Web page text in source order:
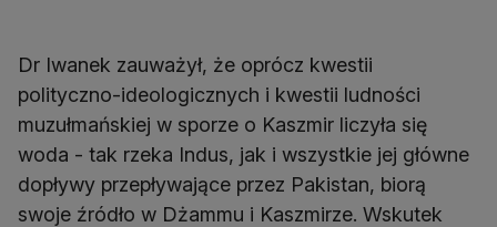
Dr Iwanek zauważył, że oprócz kwestii
polityczno-ideologicznych i kwestii ludności
muzułmańskiej w sporze o Kaszmir liczyła się
woda - tak rzeka Indus, jak i wszystkie jej główne
dopływy przepływające przez Pakistan, biorą
swoje źródło w Dżammu i Kaszmirze. Wskutek